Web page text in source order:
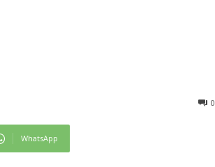
0
WhatsApp